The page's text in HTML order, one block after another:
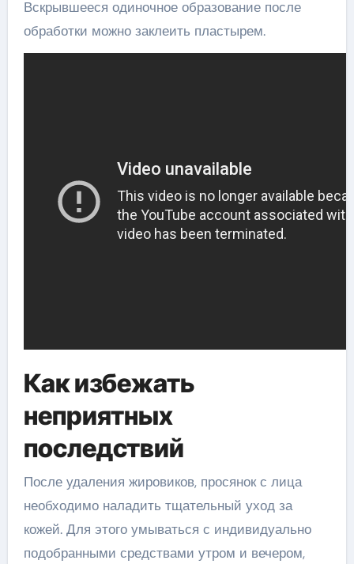
Вскрывшееся одиночное образование после
обработки можно заклеить пластырем.
Как избежать
неприятных
последствий
После удаления жировиков, просянок с лица
необходимо наладить тщательный уход за
кожей. Для этого умываться с индивидуально
подобранными средствами утром и вечером,